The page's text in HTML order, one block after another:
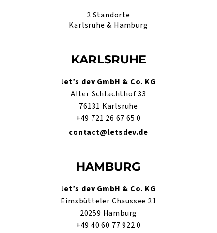
2 Standorte
Karlsruhe & Hamburg
KARLSRUHE
let’s dev GmbH & Co. KG
Alter Schlachthof 33
76131 Karlsruhe
+49 721 26 67 65 0
contact@letsdev.de
HAMBURG
let’s dev GmbH & Co. KG
Eimsbütteler Chaussee 21
20259 Hamburg
+49 40 60 77 922 0